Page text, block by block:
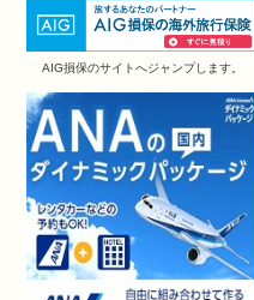
AIG損保のサイトへジャンプします。